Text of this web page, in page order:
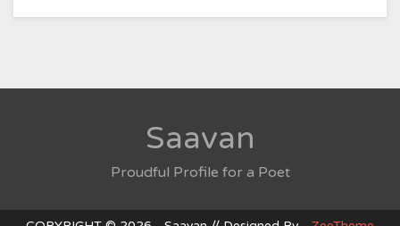
Saavan
Proudful Profile for a Poet